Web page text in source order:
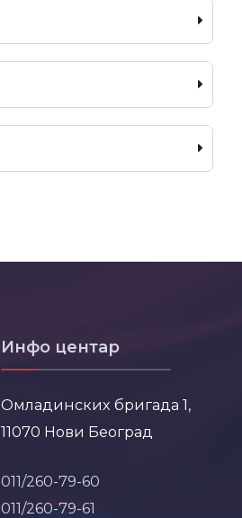
Инфо центар
Омладинских бригада 1,
11070 Нови Београд
011/260-79-60
011/260-79-61